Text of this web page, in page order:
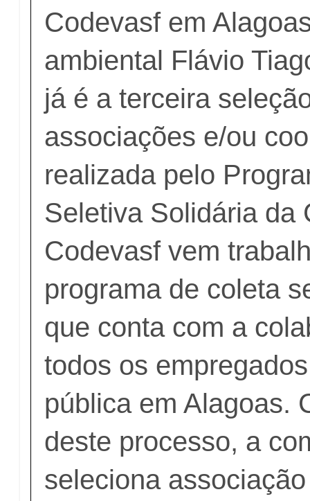
Codevasf em
ambiental Flávio
já é a terceira
associações e/ou
realizada pelo
Seletiva Solidária da
Codevasf vem
programa de coleta
que conta com a
todos os
pública em Alagoas.
deste processo, a
seleciona